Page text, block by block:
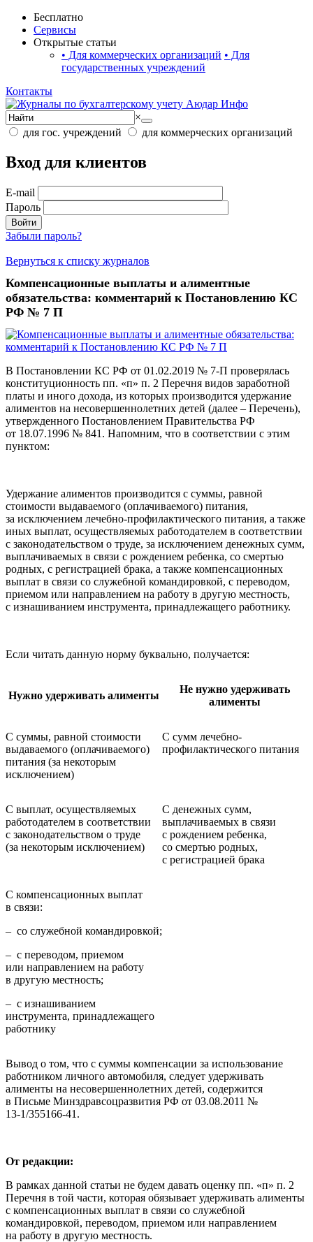
Бесплатно
Сервисы
Открытые статьи
• Для коммерческих организаций • Для
государственных учреждений
Контакты
×
для гос. учреждений
для коммерческих организаций
Вход для клиентов
E-mail
Пароль
Войти
Забыли пароль?
Вернуться к списку журналов
Компенсационные выплаты и алиментные
обязательства: комментарий к Постановлению КС
РФ № 7 П
В Постановлении КС РФ от 01.02.2019 № 7‑П проверялась
конституционность пп. «п» п. 2 Перечня видов заработной
платы и иного дохода, из которых производится удержание
алиментов на несовершеннолетних детей (далее – Перечень),
утвержденного Постановлением Правительства РФ
от 18.07.1996 № 841. Напомним, что в соответствии с этим
пунктом:
Удержание алиментов производится с суммы, равной
стоимости выдаваемого (оплачиваемого) питания,
за исключением лечебно-профилактического питания, а также
иных выплат, осуществляемых работодателем в соответствии
с законодательством о труде, за исключением денежных сумм,
выплачиваемых в связи с рождением ребенка, со смертью
родных, с регистрацией брака, а также компенсационных
выплат в связи со служебной командировкой, с переводом,
приемом или направлением на работу в другую местность,
с изнашиванием инструмента, принадлежащего работнику.
Если читать данную норму буквально, получается:
Нужно удерживать алименты
Не нужно удерживать
алименты
С суммы, равной стоимости
выдаваемого (оплачиваемого)
питания (за некоторым
исключением)
С сумм лечебно-
профилактического питания
С выплат, осуществляемых
работодателем в соответствии
с законодательством о труде
(за некоторым исключением)
С денежных сумм,
выплачиваемых в связи
с рождением ребенка,
со смертью родных,
с регистрацией брака
С компенсационных выплат
в связи:
– со служебной командировкой;
– с переводом, приемом
или направлением на работу
в другую местность;
– с изнашиванием
инструмента, принадлежащего
работнику
Вывод о том, что с суммы компенсации за использование
работником личного автомобиля, следует удерживать
алименты на несовершеннолетних детей, содержится
в Письме Минздравсоцразвития РФ от 03.08.2011 №
13‑1/355166‑41.
От редакции:
В рамках данной статьи не будем давать оценку пп. «п» п. 2
Перечня в той части, которая обязывает удерживать алименты
с компенсационных выплат в связи со служебной
командировкой, переводом, приемом или направлением
на работу в другую местность.